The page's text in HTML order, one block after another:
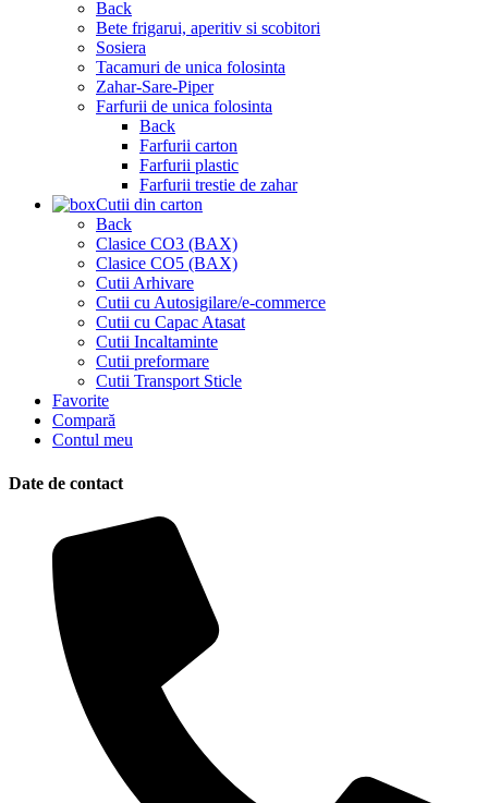
Back
Bete frigarui, aperitiv si scobitori
Sosiera
Tacamuri de unica folosinta
Zahar-Sare-Piper
Farfurii de unica folosinta
Back
Farfurii carton
Farfurii plastic
Farfurii trestie de zahar
Cutii din carton
Back
Clasice CO3 (BAX)
Clasice CO5 (BAX)
Cutii Arhivare
Cutii cu Autosigilare/e-commerce
Cutii cu Capac Atasat
Cutii Incaltaminte
Cutii preformare
Cutii Transport Sticle
Favorite
Compară
Contul meu
Date de contact